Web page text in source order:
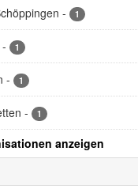
- 1
- 1
- 1
- 1
anzeigen